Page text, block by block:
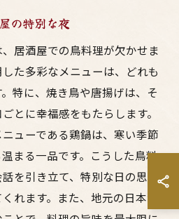
の特別な夜
居酒屋での鳥料理が欠かせま
た多彩なメニューは、どれも
特に、焼き鳥や唐揚げは、そ
とに幸福感をもたらします。
ューである鶏鍋は、寒い季節
まる一品です。こうした鳥料
を引き立て、特別な日の思い
れます。また、地元の日本酒